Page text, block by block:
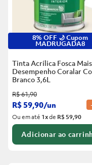
8% OFF 🌙 Cupom
MADRUGADA8
Tinta Acrílica Fosca Mais
Desempenho Coralar
Branco 3,6L
R$61,90
R$59,90/un
Ou em até 1xde R$ 59,90
Adicionar ao